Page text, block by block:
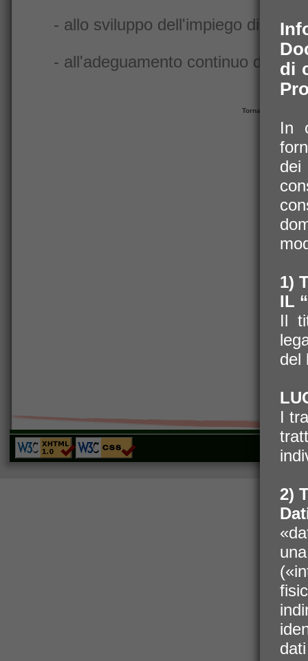
- allo sviluppo dell'impiego di
- all'adeguamento continuo dei
Torna alla pagina
di
In
dei
1)
IL
Il
del
I
2)